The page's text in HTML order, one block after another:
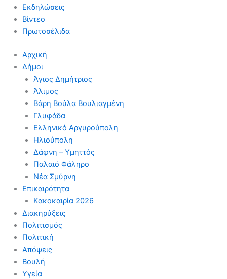
Εκδηλώσεις
Βίντεο
Πρωτοσέλιδα
Αρχική
Δήμοι
Άγιος Δημήτριος
Άλιμος
Βάρη Βούλα Βουλιαγμένη
Γλυφάδα
Ελληνικό Αργυρούπολη
Ηλιούπολη
Δάφνη – Υμηττός
Παλαιό Φάληρο
Νέα Σμύρνη
Επικαιρότητα
Κακοκαιρία 2026
Διακηρύξεις
Πολιτισμός
Πολιτική
Απόψεις
Βουλή
Υγεία